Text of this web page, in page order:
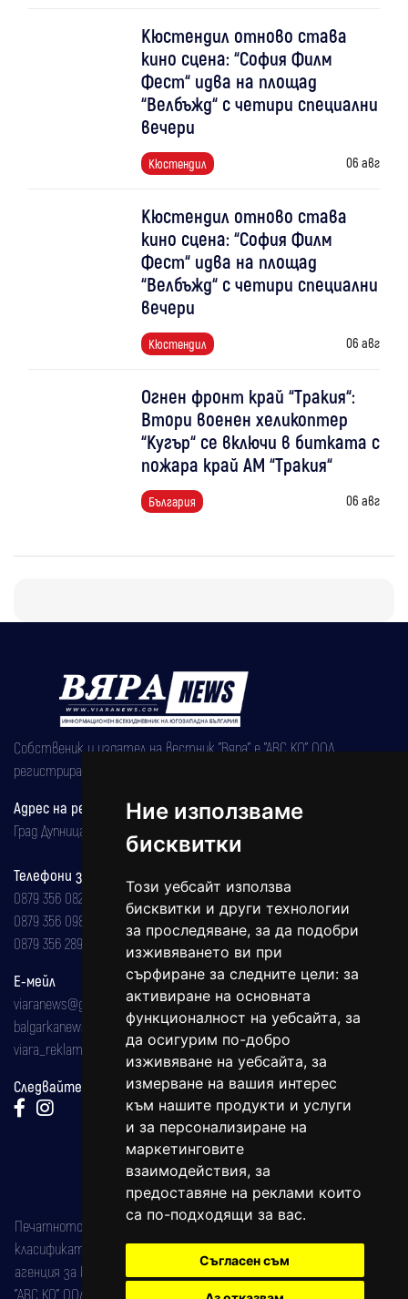
Ние използваме
бисквитки
Този уебсайт използва
бисквитки и други технологии
за проследяване, за да подобри
изживяването ви при
сърфиране за следните цели: за
активиране на основната
функционалност на уебсайта, за
да осигурим по-добро
изживяване на уебсайта, за
измерване на вашия интерес
към нашите продукти и услуги
и за персонализиране на
маркетинговите
взаимодействия, за
предоставяне на реклами които
са по-подходящи за вас.
Съгласен съм
Кюстендил отново става
кино сцена: “София Филм
Фест“ идва на площад
“Велбъжд“ с четири специални
вечери
Кюстендил 06 авг
Кюстендил отново става
кино сцена: “София Филм
Фест“ идва на площад
“Велбъжд“ с четири специални
вечери
Кюстендил 06 авг
Огнен фронт край “Тракия“:
Втори военен хеликоптер
“Кугър“ се включи в битката с
пожара край АМ “Тракия“
България 06 авг
Собственик и издател на вестник "Вяра" е "АВС КО" ООД,
регистрирана на 08.05.2002 година.
Адрес на редакцията
Град Дупница, ул.''Христо Ботев" 43
Телефони за реклама и абонаменти
0879 356 082
0879 356 098
0879 356 289
Е-мейл
viaranews@gmail.com
balgarkanews@gmail.com
viara_reklama@mail.bg
Следвайте ни:
Печатното издание на вестника е регистрирано в националния
класификатор на печатните издания (Българска национална
агенция за ISSN) под номер: ISSN 1312-4722.
"АВС КО" ООД е притежател на марката: Вяра информационен